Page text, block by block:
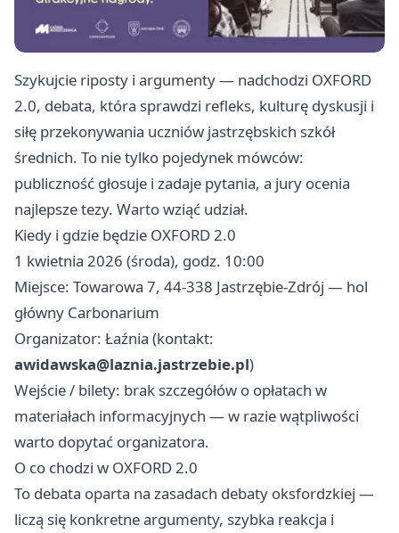
Szykujcie riposty i argumenty — nadchodzi OXFORD
2.0, debata, która sprawdzi refleks, kulturę dyskusji i
siłę przekonywania uczniów jastrzębskich szkół
średnich. To nie tylko pojedynek mówców:
publiczność głosuje i zadaje pytania, a jury ocenia
najlepsze tezy. Warto wziąć udział.
Kiedy i gdzie będzie OXFORD 2.0
1 kwietnia 2026 (środa), godz. 10:00
Miejsce: Towarowa 7, 44-338 Jastrzębie-Zdrój — hol
główny Carbonarium
Organizator: Łaźnia (kontakt:
awidawska@laznia.jastrzebie.pl)
Wejście / bilety: brak szczegółów o opłatach w
materiałach informacyjnych — w razie wątpliwości
warto dopytać organizatora.
O co chodzi w OXFORD 2.0
To debata oparta na zasadach debaty oksfordzkiej —
liczą się konkretne argumenty, szybka reakcja i